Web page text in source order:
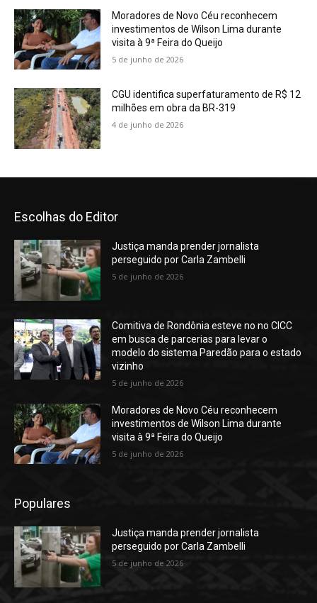
Moradores de Novo Céu reconhecem
investimentos de Wilson Lima durante
visita à 9ª Feira do Queijo
5 de junho de 2026
CGU identifica superfaturamento de R$ 12
milhões em obra da BR-319
4 de junho de 2026
Escolhas do Editor
Justiça manda prender jornalista
perseguido por Carla Zambelli
5 de junho de 2026
Comitiva de Rondônia esteve no no CICC
em busca de parcerias para levar o
modelo do sistema Paredão para o estado
vizinho
5 de junho de 2026
Moradores de Novo Céu reconhecem
investimentos de Wilson Lima durante
visita à 9ª Feira do Queijo
5 de junho de 2026
Populares
Justiça manda prender jornalista
perseguido por Carla Zambelli
5 de junho de 2026